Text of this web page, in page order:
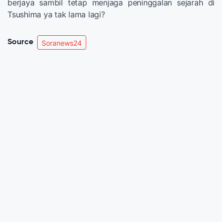
berjaya sambil tetap menjaga peninggalan sejarah di
Tsushima ya tak lama lagi?
Source Soranews24